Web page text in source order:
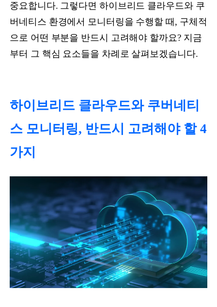
중요합니다. 그렇다면 하이브리드 클라우드와 쿠
버네티스 환경에서 모니터링을 수행할 때, 구체적
으로 어떤 부분을 반드시 고려해야 할까요? 지금
부터 그 핵심 요소들을 차례로 살펴보겠습니다.
하이브리드 클라우드와 쿠버네티
스 모니터링, 반드시 고려해야 할 4
가지